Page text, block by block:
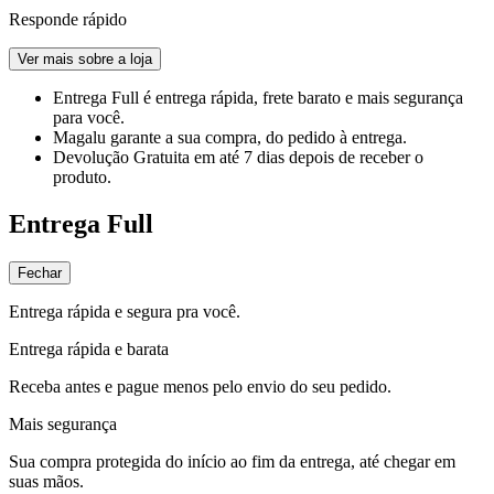
Responde rápido
Ver mais sobre a loja
Entrega Full é entrega rápida, frete barato e mais segurança
para você.
Magalu garante a sua compra, do pedido à entrega.
Devolução Gratuita em até 7 dias depois de receber o
produto.
Entrega Full
Fechar
Entrega rápida e segura pra você.
Entrega rápida e barata
Receba antes e pague menos pelo envio do seu pedido.
Mais segurança
Sua compra protegida do início ao fim da entrega, até chegar em
suas mãos.